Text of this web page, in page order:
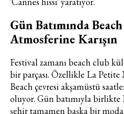
fikirler, öne çıkan
sırları ve en popüler
haberdar olmak için
bültenimize kaydolun.
Gün Batımında
Atmosferine Karışın
Festival zamanı beach club
bir parçası. Özellikle La Petite
Beach çevresi akşamüstü
oluyor. Gün batımıyla birlikte
şehir tamamen başka bir